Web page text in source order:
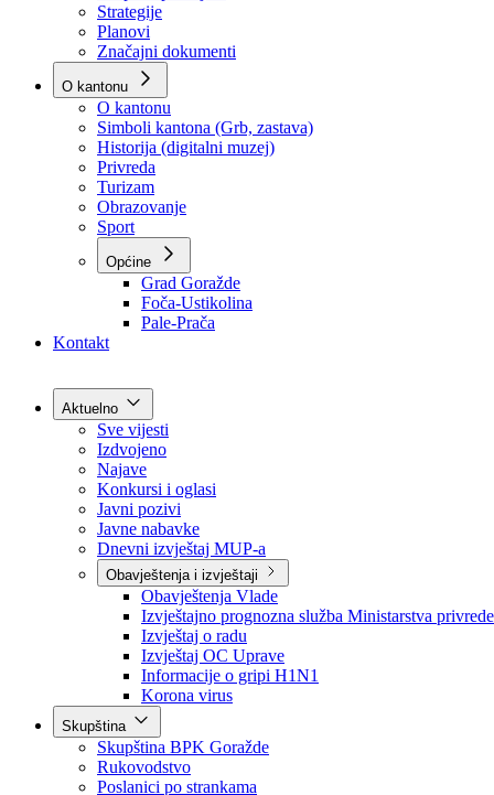
Poslovnik
Program rada Vlade
Ekspoze premijera
Strategije
Planovi
Značajni dokumenti
O kantonu
O kantonu
Simboli kantona (Grb, zastava)
Historija (digitalni muzej)
Privreda
Turizam
Obrazovanje
Sport
Općine
Kontakt
Aktuelno
Sve vijesti
Izdvojeno
Najave
Konkursi i oglasi
Javni pozivi
Javne nabavke
Dnevni izvještaj MUP-a
Obavještenja i izvještaji
Obavještenja Vlade
Izvještajno prognozna služba Ministarstva privrede
Izvještaj o radu
Izvještaj OC Uprave
Informacije o gripi H1N1
Korona virus
Skupština